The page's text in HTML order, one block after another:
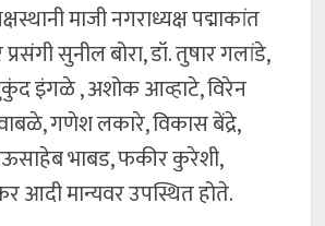
माजी नगराध्यक्ष पद्माकांत
सुनील बोरा, डॉ. तुषार गलांडे,
इंगळे , अशोक आव्हाटे, विरेन
गणेश लकारे, विकास बेंद्रे,
भाबड, फकीर कुरेशी,
आदी मान्यवर उपस्थित होते.